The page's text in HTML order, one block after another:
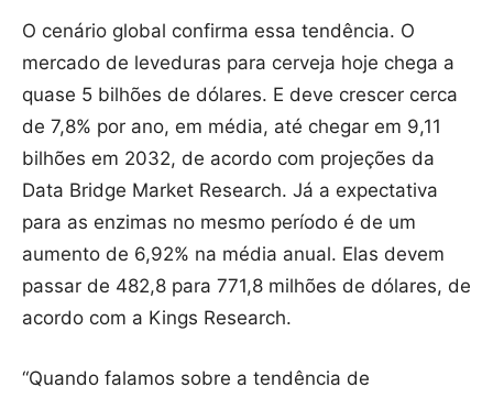
O cenário global confirma essa tendência. O
mercado de leveduras para cerveja hoje chega a
quase 5 bilhões de dólares. E deve crescer cerca
de 7,8% por ano, em média, até chegar em 9,11
bilhões em 2032, de acordo com projeções da
Data Bridge Market Research. Já a expectativa
para as enzimas no mesmo período é de um
aumento de 6,92% na média anual. Elas devem
passar de 482,8 para 771,8 milhões de dólares, de
acordo com a Kings Research.
“Quando falamos sobre a tendência de